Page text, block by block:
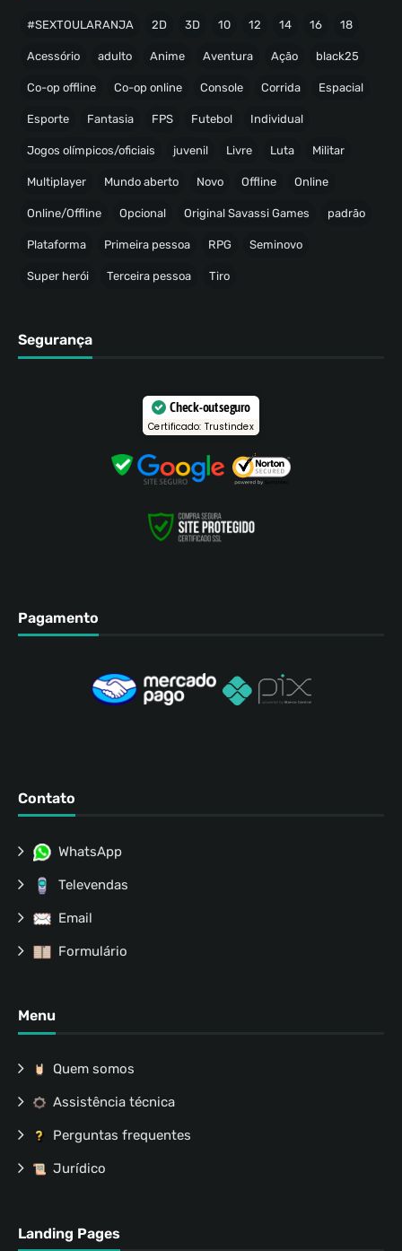
#SEXTOULARANJA 2D 3D 10 12 14 16 18
Acessório adulto Anime Aventura Ação black25
Co-op offline Co-op online Console Corrida Espacial
Esporte Fantasia FPS Futebol Individual
Jogos olímpicos/oficiais juvenil Livre Luta Militar
Multiplayer Mundo aberto Novo Offline Online
Online/Offline Opcional Original Savassi Games padrão
Plataforma Primeira pessoa RPG Seminovo
Super herói Terceira pessoa Tiro
Segurança
Check-out seguro
Certificado: Trustindex
Pagamento
Contato
WhatsApp
Televendas
Email
Formulário
Menu
Quem somos
Assistência técnica
Perguntas frequentes
Jurídico
Landing Pages